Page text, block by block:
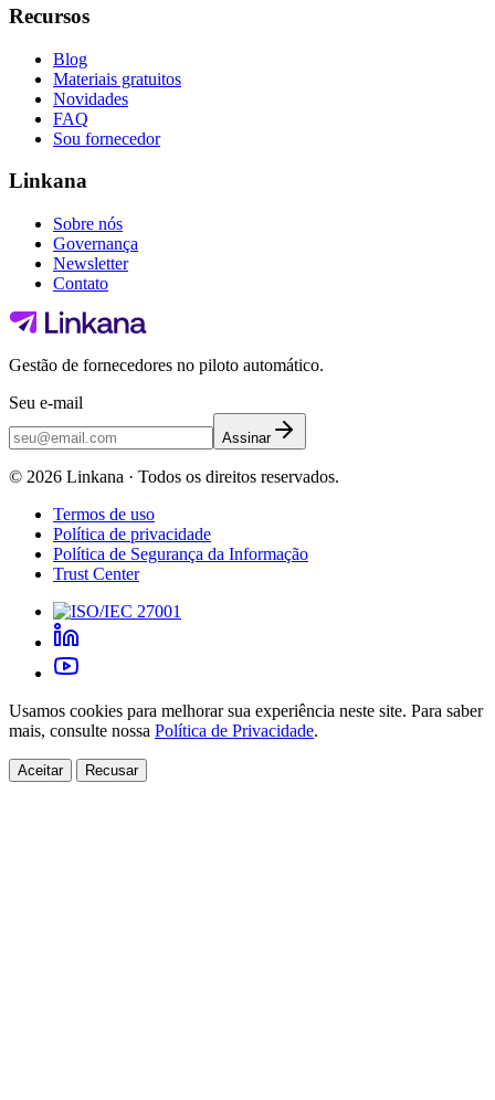
Recursos
Blog
Materiais gratuitos
Novidades
FAQ
Sou fornecedor
Linkana
Sobre nós
Governança
Newsletter
Contato
Gestão de fornecedores no piloto automático.
Seu e-mail
Assinar
© 2026 Linkana · Todos os direitos reservados.
Termos de uso
Política de privacidade
Política de Segurança da Informação
Trust Center
Usamos cookies para melhorar sua experiência neste site. Para saber
mais, consulte nossa Política de Privacidade.
Aceitar Recusar